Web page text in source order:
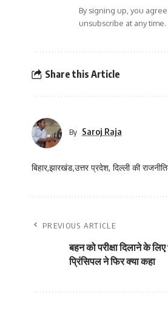
By signing up, you
unsubscribe at any time.
Share this Article
By Saroj Raja
बिहार,झारखंड,उत्तर प्रदेश, दिल्ली की
PREVIOUS ARTICLE
बहन को परीक्षा दिलाने के
प्रिंसिपल ने फिर क्या कहा